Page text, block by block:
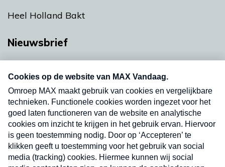
Heel Holland Bakt
Nieuwsbrief
nieuwsbrief. Elke vrijdag- en dinsdagochtend in
uw mailbox.
Verzend